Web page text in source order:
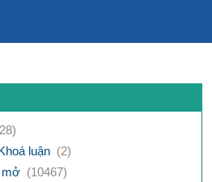
luận (2)
mở (10467)